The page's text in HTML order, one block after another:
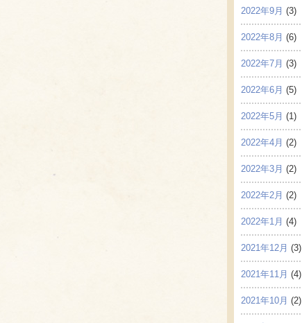
2022年9月 (3)
2022年8月 (6)
2022年7月 (3)
2022年6月 (5)
2022年5月 (1)
2022年4月 (2)
2022年3月 (2)
2022年2月 (2)
2022年1月 (4)
2021年12月 (3)
2021年11月 (4)
2021年10月 (2)